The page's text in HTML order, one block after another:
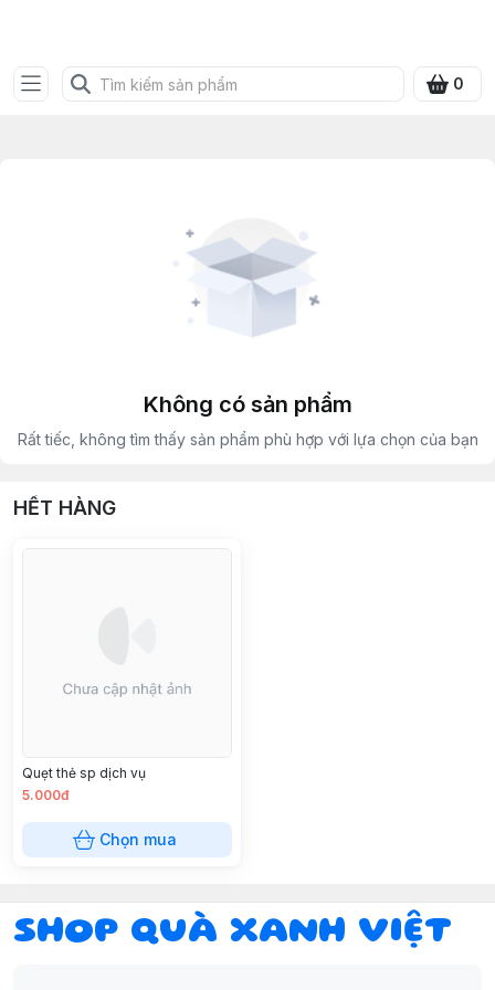
0
Không có sản phẩm
Rất tiếc, không tìm thấy sản phẩm phù hợp với lựa chọn của bạn
HẾT HÀNG
Quẹt thẻ sp dịch vụ
5.000đ
Chọn mua
SHOP QUÀ XANH VIỆT